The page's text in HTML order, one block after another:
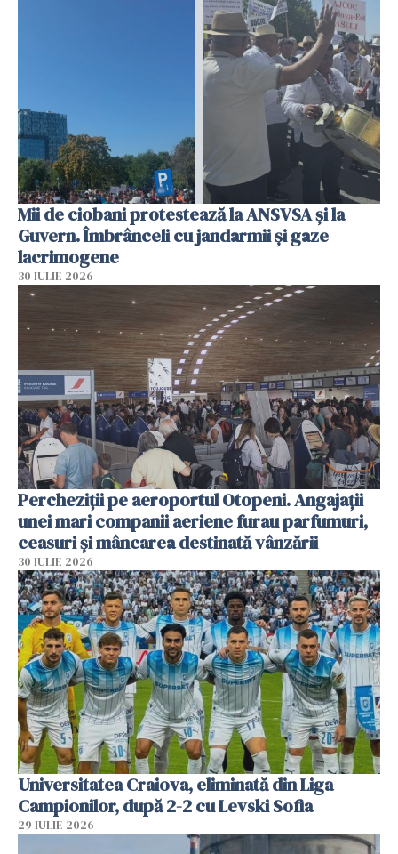
Mii de ciobani protestează la ANSVSA și la
Guvern. Îmbrânceli cu jandarmii și gaze
lacrimogene
30 IULIE 2026
Percheziții pe aeroportul Otopeni. Angajații
unei mari companii aeriene furau parfumuri,
ceasuri și mâncarea destinată vânzării
30 IULIE 2026
Universitatea Craiova, eliminată din Liga
Campionilor, după 2-2 cu Levski Sofia
29 IULIE 2026